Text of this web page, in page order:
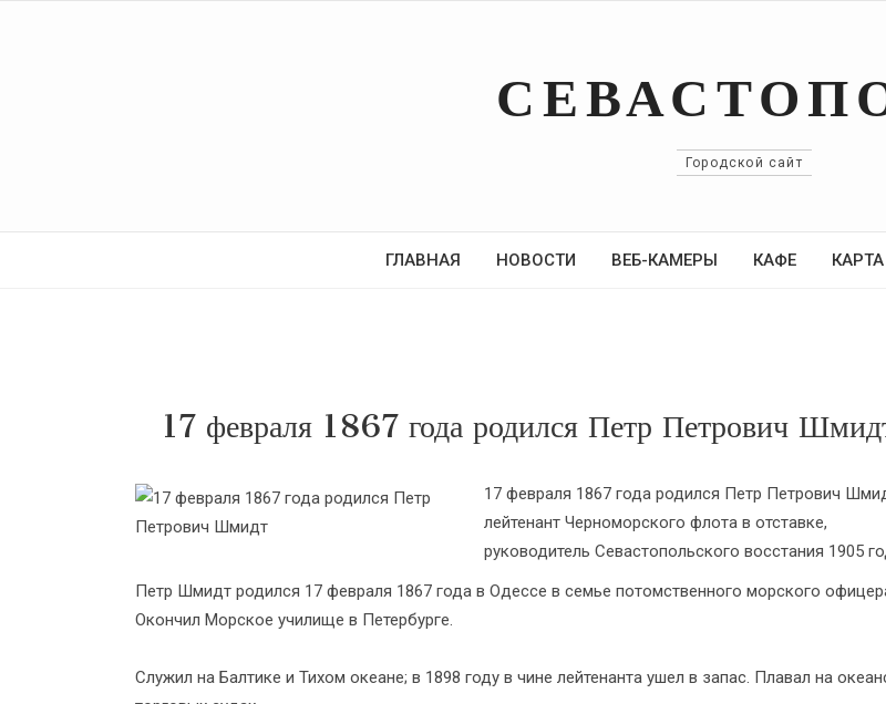
Городской сайт
ГЛАВНАЯ НОВОСТИ ВЕБ-КАМЕРЫ КАФЕ КАРТА
17 февраля 1867 года родился Петр Петрович
17 февраля 1867 года родился Петр Петрович
лейтенант Черноморского флота в отставке,
руководитель Севастопольского восстания 1905
Петр Шмидт родился 17 февраля 1867 года в Одессе в семье потомственного морского
Окончил Морское училище в Петербурге.
Служил на Балтике и Тихом океане; в 1898 году в чине лейтенанта ушел в запас. Плавал на